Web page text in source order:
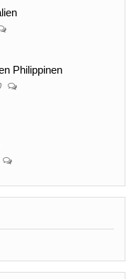
Philippinen